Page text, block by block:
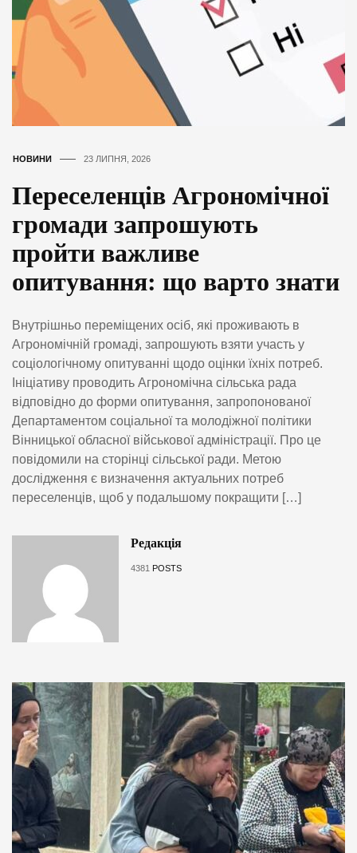
НОВИНИ 23 ЛИПНЯ, 2026
Переселенців Агрономічної
громади запрошують
пройти важливе
опитування: що варто знати
Внутрішньо переміщених осіб, які проживають в
Агрономічній громаді, запрошують взяти участь у
соціологічному опитуванні щодо оцінки їхніх потреб.
Ініціативу проводить Агрономічна сільська рада
відповідно до форми опитування, запропонованої
Департаментом соціальної та молодіжної політики
Вінницької обласної військової адміністрації. Про це
повідомили на сторінці сільської ради. Метою
дослідження є визначення актуальних потреб
переселенців, щоб у подальшому покращити […]
Редакція
4381 POSTS